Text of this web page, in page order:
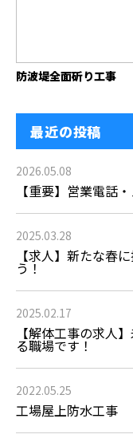
防波堤全面斫り工事
最近の投稿
2026.05.08
【重要】営業電話
2025.03.28
【求人】新たな春
う！
2025.02.17
【解体工事の求人
る職場です！
2022.05.25
工場屋上防水工事